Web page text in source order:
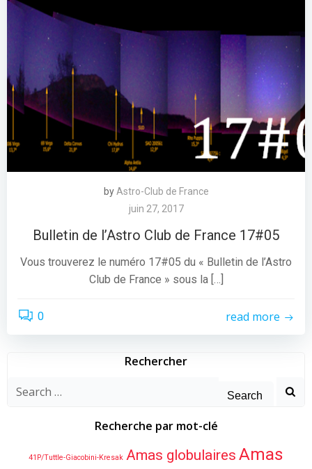
by Astro-Club de France
juin 27, 2017
Bulletin de l’Astro Club de France 17#05
Vous trouverez le numéro 17#05 du « Bulletin de l’Astro
Club de France » sous la […]
0 read more
Rechercher
Search
Recherche par mot-clé
41P/Tuttle-Giacobini-Kresak Amas globulaires Amas